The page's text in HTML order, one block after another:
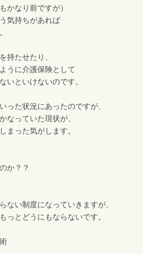
かなり前ですが）
気持ちがあれば
持たせたり、
うに介護保険として
いといけないのです。
った状況にあったのですが、
なっていた現状が、
まった気がします。
か？？
ない制度になっていきますが、
っとどうにもならないです。